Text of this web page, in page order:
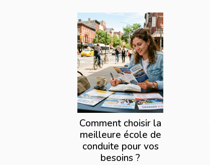
Comment choisir la
meilleure école de
conduite pour vos
besoins ?